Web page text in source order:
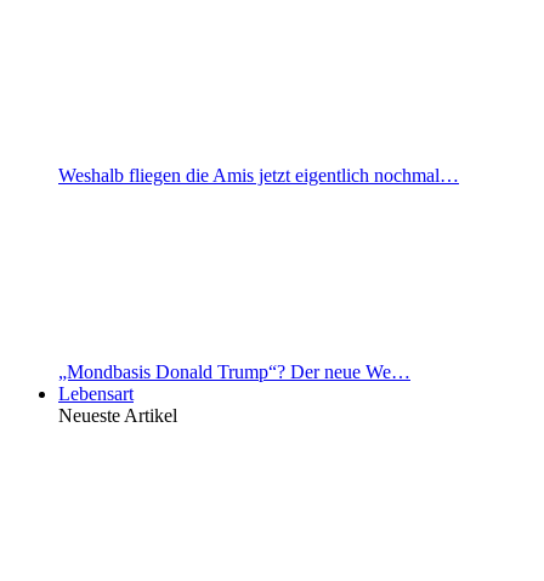
Weshalb fliegen die Amis jetzt eigentlich nochmal…
„Mondbasis Donald Trump“? Der neue We…
Lebensart
Neueste Artikel